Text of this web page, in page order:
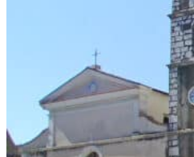
Paste Alimentari
Piatti della Tradizione
Prodotti da Forno